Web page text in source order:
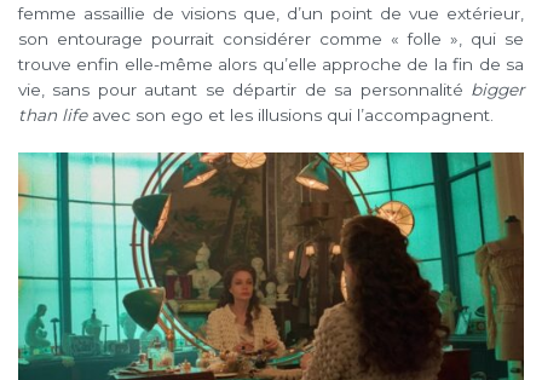
femme assaillie de visions que, d’un point de vue extérieur,
son entourage pourrait considérer comme « folle », qui se
trouve enfin elle-même alors qu’elle approche de la fin de sa
vie, sans pour autant se départir de sa personnalité bigger
than lifeavec son ego et les illusions qui l’accompagnent.